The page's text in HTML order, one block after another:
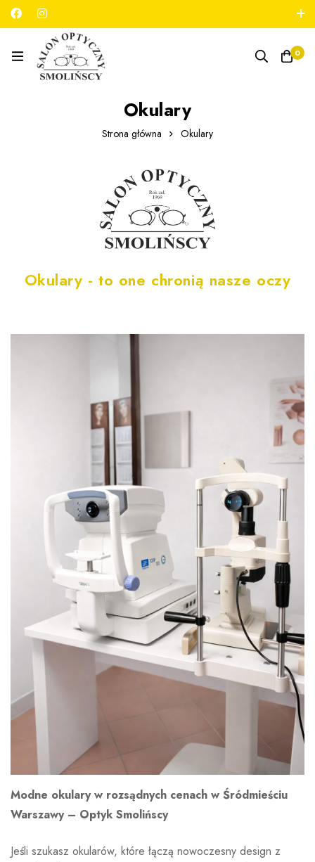
789 180 706
0
Okulary
Strona główna Okulary
Okulary - to one chronią nasze oczy
Modne okulary w rozsądnych cenach w Śródmieściu
Warszawy – Optyk Smolińscy
Jeśli szukasz okularów, które łączą nowoczesny design z